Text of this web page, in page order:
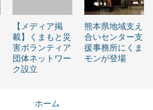
【メディア掲
載】くまもと災
害ボランティア
団体ネットワー
ク設立
熊本県地域支え
合いセンター支
援事務所にくま
モンが登場
ホーム